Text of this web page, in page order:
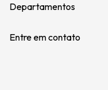
Departamentos
Entre em contato